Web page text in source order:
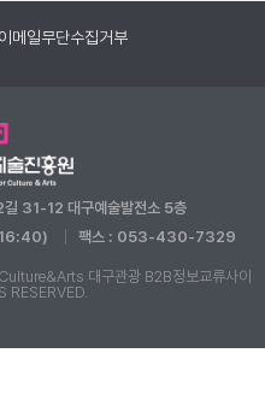
이메일무단수집거부
길 31-12 대구예술발전소 5층
팩스 : 053-430-7329
대구관광 B2B정보교류사이
RESERVED.